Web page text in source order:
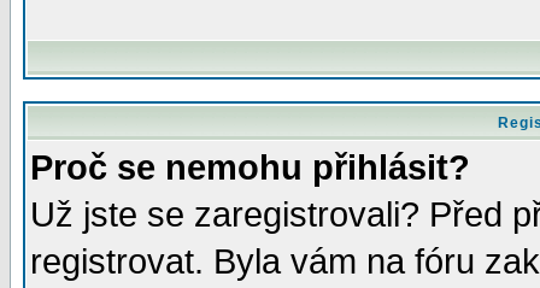
Proč se nemohu přihlásit?
Už jste se zaregistrovali? Před
registrovat. Byla vám na fóru